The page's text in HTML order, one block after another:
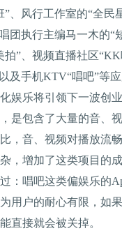
”、风行工作室的“全民
团执行主编马一木的“
拍”、视频直播社区
及手机KTV“唱吧”等
化娱乐将引领下一波
是包含了大量的音、
，音、视频对播放流
，增加了这类项目的
：唱吧这类偏娱乐的
用户的耐心有限，如
能直接就会被关掉。